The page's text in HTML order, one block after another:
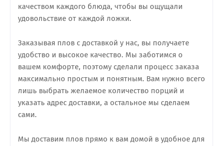
качеством каждого блюда, чтобы вы ощущали
удовольствие от каждой ложки.
Заказывая плов с доставкой у нас, вы получаете
удобство и высокое качество. Мы заботимся о
вашем комфорте, поэтому сделали процесс заказа
максимально простым и понятным. Вам нужно всего
лишь выбрать желаемое количество порций и
указать адрес доставки, а остальное мы сделаем
сами.
Мы доставим плов прямо к вам домой в удобное для